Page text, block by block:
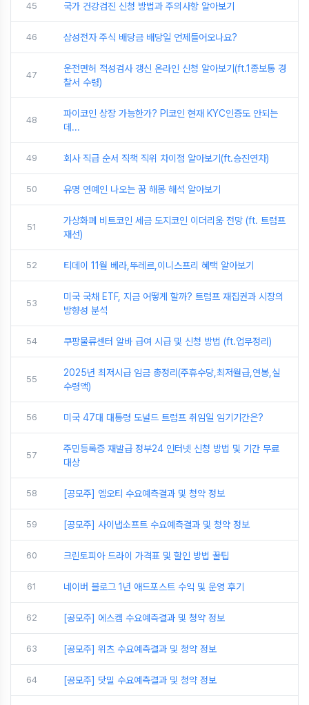
45 국가 건강검진 신청 방법과 주의사항 알아보기
46 삼성전자 주식 배당금 배당일 언제들어오나요?
47
운전면허 적성검사 갱신 온라인 신청 알아보기(ft.1종보통 경
찰서 수령)
48
파이코인 상장 가능한가? PI코인 현재 KYC인증도 안되는
데...
49 회사 직급 순서 직책 직위 차이점 알아보기(ft.승진연차)
50 유명 연예인 나오는 꿈 해몽 해석 알아보기
51
가상화폐 비트코인 세금 도지코인 이더리움 전망 (ft. 트럼프
재선)
52 티데이 11월 베라,뚜레르,이니스프리 혜택 알아보기
53
미국 국채 ETF, 지금 어떻게 할까? 트럼프 재집권과 시장의
방향성 분석
54 쿠팡물류센터 알바 급여 시급 및 신청 방법 (ft.업무정리)
55
2025년 최저시급 임금 총정리(주휴수당,최저월급,연봉,실
수령액)
56 미국 47대 대통령 도널드 트럼프 취임일 임기기간은?
57
주민등록증 재발급 정부24 인터넷 신청 방법 및 기간 무료
대상
58 [공모주] 엠오티 수요예측결과 및 청약 정보
59 [공모주] 사이냅소프트 수요예측결과 및 청약 정보
60 크린토피아 드라이 가격표 및 할인 방법 꿀팁
61 네이버 블로그 1년 애드포스트 수익 및 운영 후기
62 [공모주] 에스켐 수요예측결과 및 청약 정보
63 [공모주] 위츠 수요예측결과 및 청약 정보
64 [공모주] 닷밀 수요예측결과 및 청약 정보